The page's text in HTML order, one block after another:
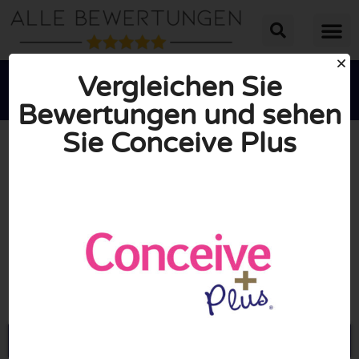

INSGESAMT: 10/10
(0 Bewertungen)
Vergleichen Sie
Bewertungen und sehen
Sie Conceive Plus